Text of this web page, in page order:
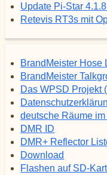
Update Pi-Star
Retevis RT3s mit
BrandMeister Hose
BrandMeister
Das WPSD Projekt
deutsche Räume
DMR ID
DMR+ Reflector
Download
Flashen auf SD-